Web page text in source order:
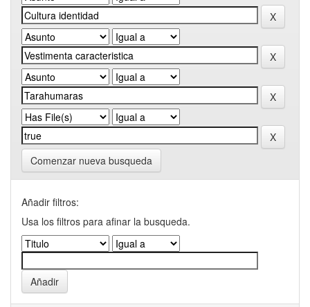
Comenzar nueva busqueda
Añadir filtros:
Usa los filtros para afinar la busqueda.